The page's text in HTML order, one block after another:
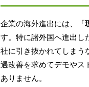
企業の海外進出には、
す。特に諸外国へ進出し
社に引き抜かれてしまう
遇改善を求めてデモやス
ありません。